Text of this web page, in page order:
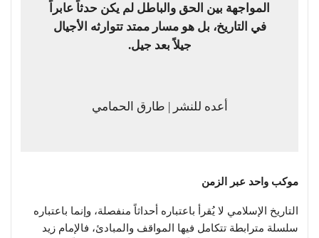
المواجهة بين الحق والباطل لم يكن حدثاً عابراً
في التاريخ، بل هو مسار ممتد تتوارثه الأجيال
جيلاً بعد جيل.
أعده للنشر | طارق الحمامي
موكب واحد عبر الزمن
التاريخ الإسلامي لا يُقرأ باعتباره أحداثاً منفصلة، وإنما باعتباره
سلسلة مترابطة تتكامل فيها المواقف والمبادئ، فالإمام زيد